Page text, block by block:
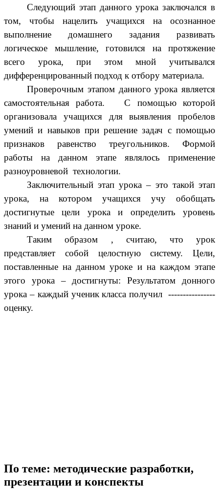
Следующий этап данного урока заключался в
том, чтобы нацелить учащихся на осознанное
выполнение домашнего задания развивать
логическое мышление, готовился на протяжение
всего урока, при этом мной учитывался
дифференцированный подход к отбору материала.
Проверочным этапом данного урока является
самостоятельная работа. С помощью которой
организовала учащихся для выявления пробелов
умений и навыков при решение задач с помощью
признаков равенство треугольников. Формой
работы на данном этапе являлось применение
разноуровневой технологии.
Заключительный этап урока – это такой этап
урока, на котором учащихся учу обобщать
достигнутые цели урока и определить уровень
знаний и умений на данном уроке.
Таким образом , считаю, что урок
представляет собой целостную систему. Цели,
поставленные на данном уроке и на каждом этапе
этого урока – достигнуты: Результатом донного
урока – каждый ученик класса получил ----------------
оценку.
По теме: методические разработки,
презентации и конспекты